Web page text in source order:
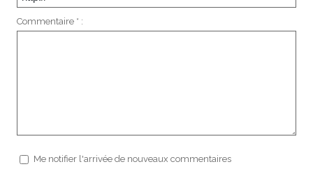
Commentaire * :
Me notifier l'arrivée de nouveaux commentaires